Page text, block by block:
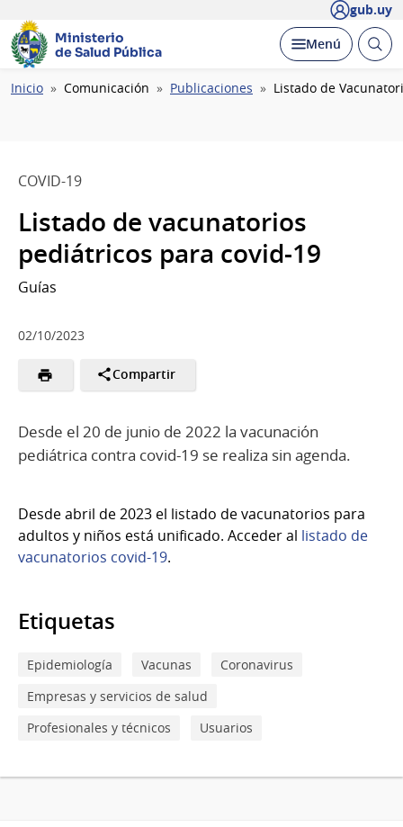
gub.uy
Ministerio
de Salud Pública
Desplegar
Menú Abrir
Ruta
Inicio Comunicación Publicaciones Listado de
COVID-19
Listado de vacunatorios
pediátricos para covid-19
Guías
02/10/2023
Compartir
Desde el 20 de junio de 2022 la vacunación
pediátrica contra covid-19 se realiza sin agenda.
Desde abril de 2023 el listado de vacunatorios para
adultos y niños está unificado. Acceder al listado de
vacunatorios covid-19.
Etiquetas
Epidemiología Vacunas
Coronavirus
Empresas y servicios de salud
Profesionales y técnicos
Usuarios